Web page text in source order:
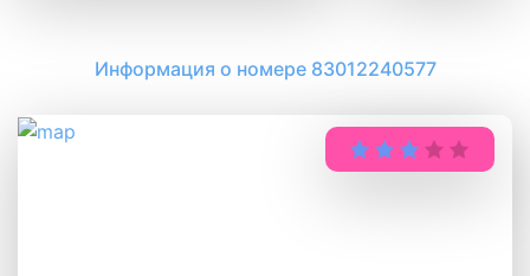
Информация о номере 83012240577